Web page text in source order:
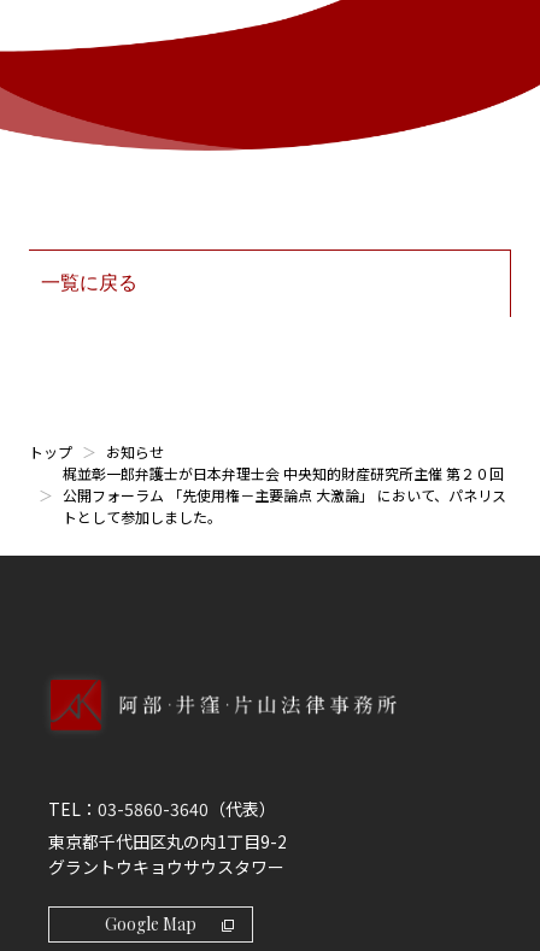
一覧に戻る
トップ
お知らせ
梶並彰一郎弁護士が日本弁理士会 中央知的財産研究所主催 第２０回
公開フォーラム 「先使用権－主要論点 大激論」 において、パネリス
トとして参加しました。
TEL： 03-5860-3640 （代表）
東京都千代田区丸の内1丁目9-2
グラントウキョウサウスタワー
Google Map